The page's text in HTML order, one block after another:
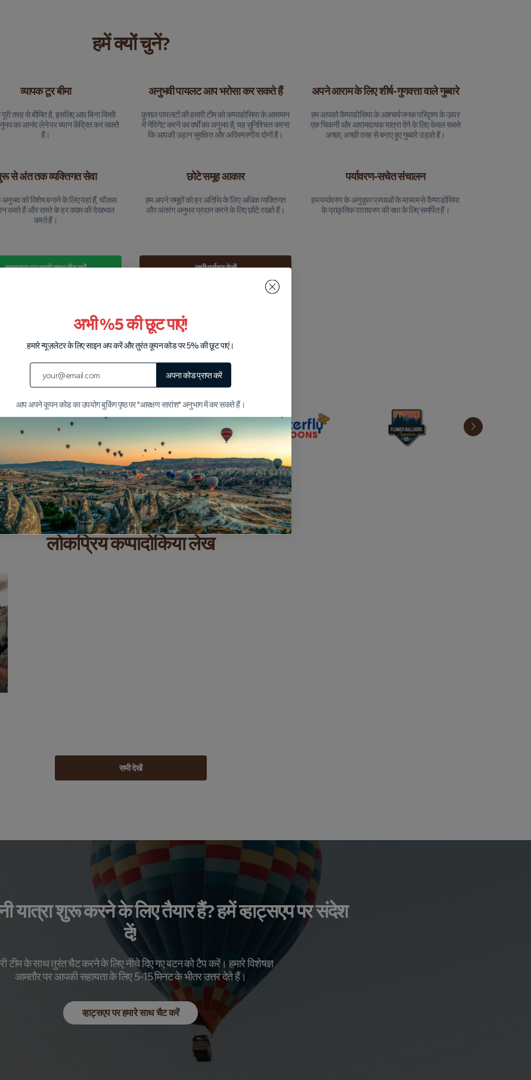
हमें क्यों चुनें?
व्यापक टूर बीमा
तरह से बीमित है, इसलिए आप बिना किसी
का आनंद लेने पर ध्यान केंद्रित कर सकते
हैं।
अनुभवी पायलट आप भरोसा कर सकते हैं
कुशल पायलटों की हमारी टीम को कप्पाडोसिया के आसमान
में नेविगेट करने का वर्षों का अनुभव है, यह सुनिश्चित करना
कि आपकी उड़ान सुरक्षित और अविस्मरणीय दोनों है।
अपने आराम के लिए शीर्ष-गुणवत्ता वाले गुब्बारे
हम आपको कैप्पाडोसिया के आश्चर्यजनक परिदृश्य के ऊपर
एक चिकनी और आरामदायक यात्रा देने के लिए केवल सबसे
अच्छा, अच्छी तरह से बनाए हुए गुब्बारे उड़ाते हैं।
से अंत तक व्यक्तिगत सेवा
को विशेष बनाने के लिए यहां हैं, चौकस
करते हैं और रास्ते के हर कदम की देखभाल
करते हैं।
छोटे समूह आकार
हम अपने समूहों को हर अतिथि के लिए अधिक व्यक्तिगत
और अंतरंग अनुभव प्रदान करने के लिए छोटे रखते हैं।
पर्यावरण-सचेत संचालन
हम पर्यावरण के अनुकूल प्रथाओं के माध्यम से कैप्पाडोसिया
के प्राकृतिक वातावरण की रक्षा के लिए समर्पित हैं।
व्हाट्सएप पर हमारे साथ चैट करें सभी पर्यटन देखें
हमारे सहयोगियों
लोकप्रिय कप्पादोकिया लेख
सभी देखें
यात्रा शुरू करने के लिए तैयार हैं? हमें व्हाट्सएप पर संदेश
दें!
टीम के साथ तुरंत चैट करने के लिए नीचे दिए गए बटन को टैप करें। हमारे विशेषज्ञ
आमतौर पर आपकी सहायता के लिए 5-15 मिनट के भीतर उत्तर देते हैं।
व्हाट्सएप पर हमारे साथ चैट करें
अभी %5 की छूट पाएं!
हमारे न्यूज़लेटर के लिए साइन अप करें और तुरंत कूपन कोड पर 5% की छूट पाएं।
अपना कोड प्राप्त करें
आप अपने कूपन कोड का उपयोग बुकिंग पृष्ठ पर "आरक्षण सारांश" अनुभाग में कर सकते हैं।